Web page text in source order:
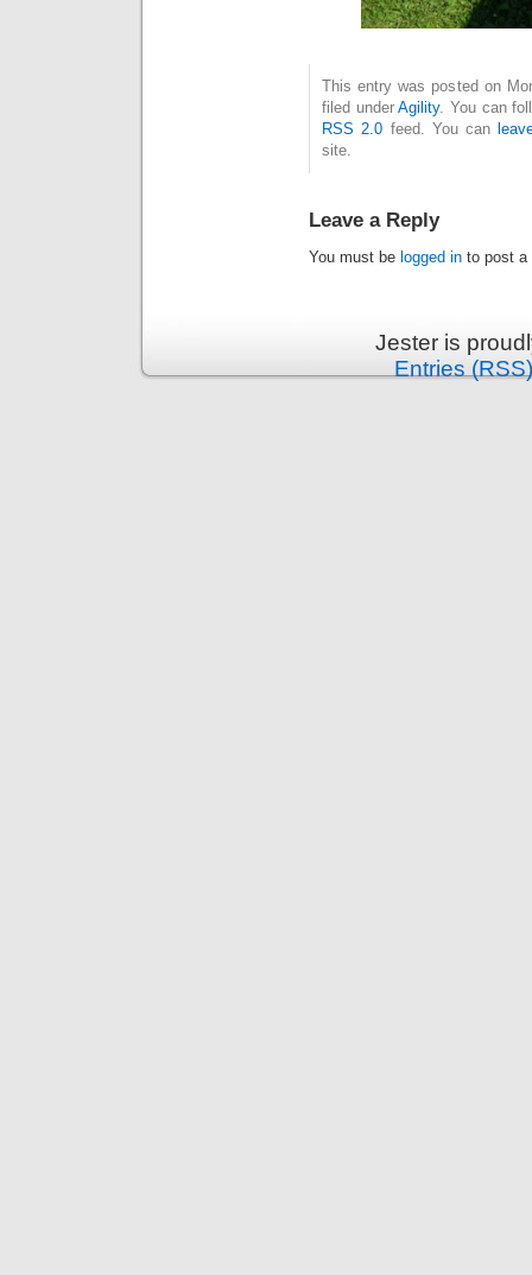
This entry was posted on
filed underAgility. You can
RSS 2.0 feed. You can
site.
Leave a Reply
You must be logged in to post a
Jester is
Entries (RSS)